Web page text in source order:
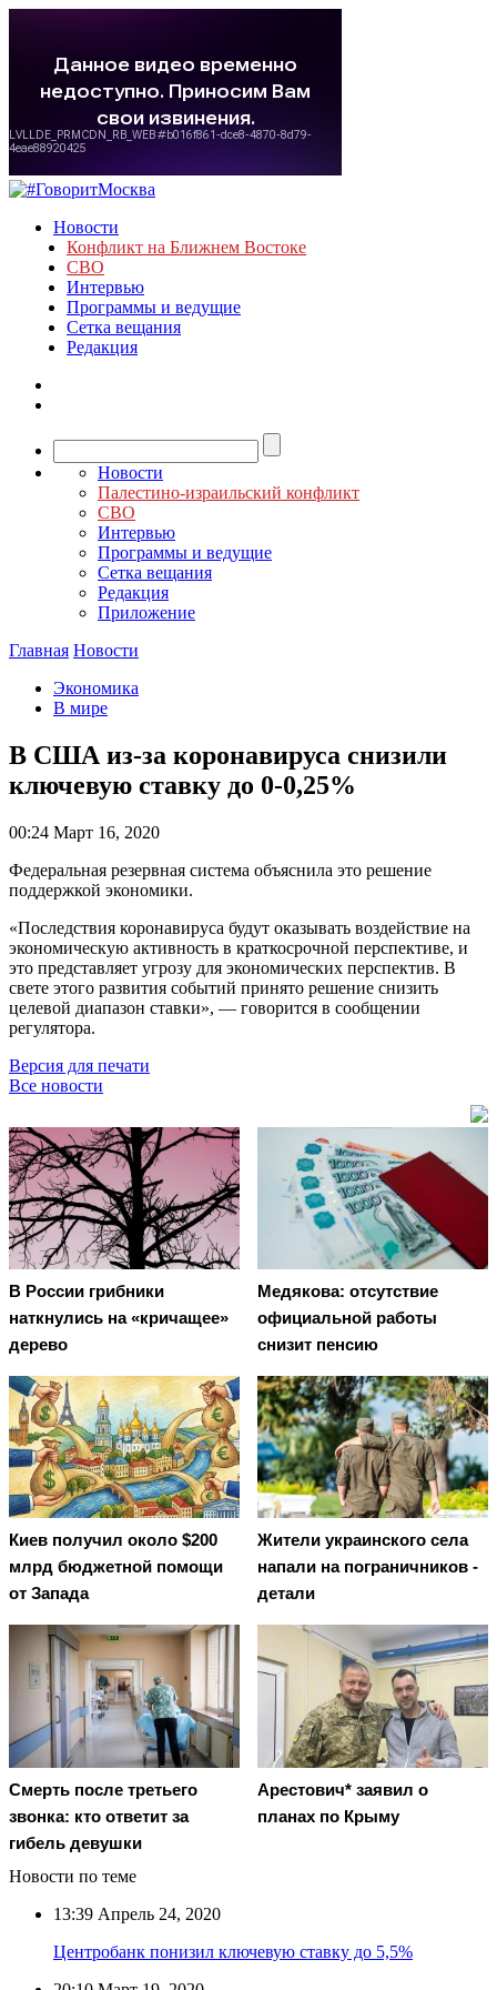
Новости
Конфликт на Ближнем Востоке
СВО
Интервью
Программы и ведущие
Сетка вещания
Редакция
Новости
Палестино-израильский конфликт
СВО
Интервью
Программы и ведущие
Сетка вещания
Редакция
Приложение
Главная Новости
Экономика
В мире
В США из-за коронавируса снизили
ключевую ставку до 0-0,25%
00:24 Март 16, 2020
Федеральная резервная система объяснила это решение
поддержкой экономики.
«Последствия коронавируса будут оказывать воздействие на
экономическую активность в краткосрочной перспективе, и
это представляет угрозу для экономических перспектив. В
свете этого развития событий принято решение снизить
целевой диапазон ставки», — говорится в сообщении
регулятора.
Версия для печати
Все новости
В России грибники
наткнулись на «кричащее»
дерево
Медякова: отсутствие
официальной работы
снизит пенсию
Киев получил около $200
млрд бюджетной помощи
от Запада
Жители украинского села
напали на пограничников -
детали
Смерть после третьего
звонка: кто ответит за
гибель девушки
Арестович* заявил о
планах по Крыму
Новости по теме
13:39 Апрель 24, 2020
Центробанк понизил ключевую ставку до 5,5%